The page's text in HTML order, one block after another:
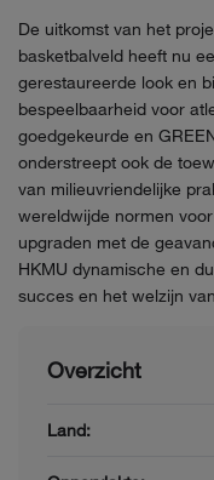
De uitkomst van het
basketbalveld heeft nu
gerestaureerde look en
bespeelbaarheid voor
goedgekeurde en
onderstreept ook de
van milieuvriendelijke
wereldwijde normen
upgraden met de
HKMU dynamische en
succes en het welzijn
Overzicht
Land: